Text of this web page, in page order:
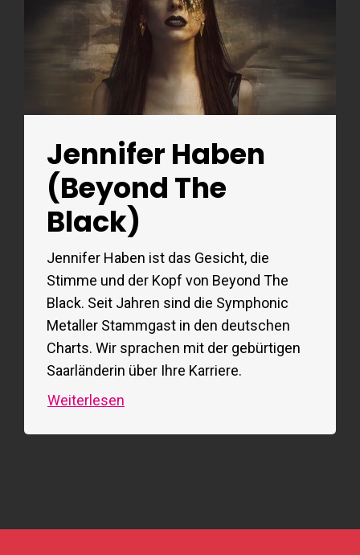
Jennifer Haben
(Beyond The
Black)
Jennifer Haben ist das Gesicht, die
Stimme und der Kopf von Beyond The
Black. Seit Jahren sind die Symphonic
Metaller Stammgast in den deutschen
Charts. Wir sprachen mit der gebürtigen
Saarländerin über Ihre Karriere.
Weiterlesen